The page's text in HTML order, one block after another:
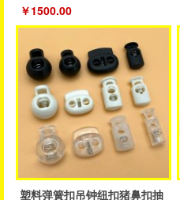
织领机
￥1500.00
塑料弹簧扣吊钟纽扣猪鼻扣抽